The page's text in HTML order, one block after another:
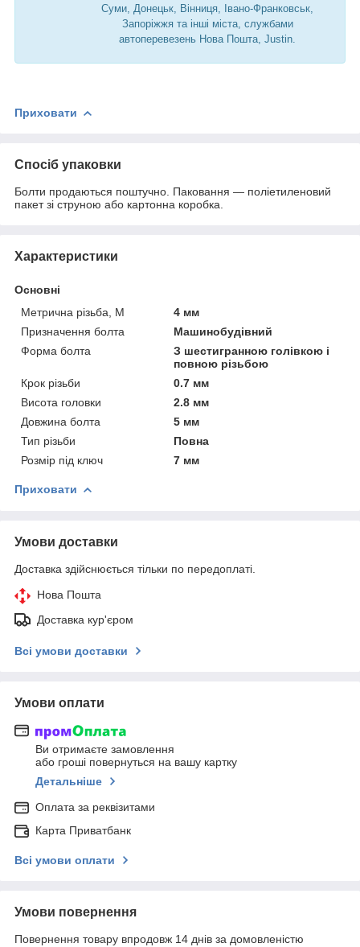
Суми, Донецьк, Вінниця, Івано-Франковськ,
Запоріжжя та інші міста, службами
автоперевезень Нова Пошта, Justin.
Приховати
Спосіб упаковки
Болти продаються поштучно. Паковання — поліетиленовий
пакет зі струною або картонна коробка.
Характеристики
Основні
Метрична різьба, М
4 мм
Призначення болта
Машинобудівний
Форма болта
З шестигранною голівкою і
повною різьбою
Крок різьби
0.7 мм
Висота головки
2.8 мм
Довжина болта
5 мм
Тип різьби
Повна
Розмір під ключ
7 мм
Приховати
Умови доставки
Доставка здійснюється тільки по передоплаті.
Нова Пошта
Доставка кур'єром
Всі умови доставки
Умови оплати
Ви отримаєте замовлення
або гроші повернуться на вашу картку
Детальніше
Оплата за реквізитами
Карта Приватбанк
Всі умови оплати
Умови повернення
Повернення товару впродовж 14 днів за домовленістю